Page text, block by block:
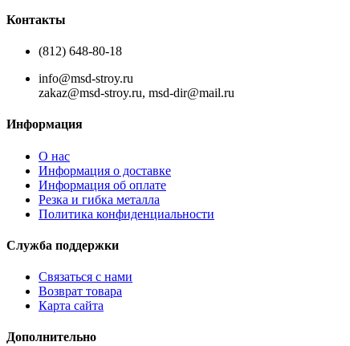
Контакты
(812) 648-80-18
info@msd-stroy.ru
zakaz@msd-stroy.ru, msd-dir@mail.ru
Информация
О нас
Информация о доставке
Информация об оплате
Резка и гибка металла
Политика конфиденциальности
Служба поддержки
Связаться с нами
Возврат товара
Карта сайта
Дополнительно